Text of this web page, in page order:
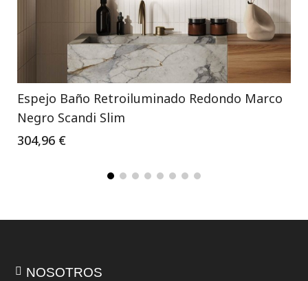
Espejo Baño Retroiluminado Redondo Marco
Negro Scandi Slim
304,96 €
NOSOTROS